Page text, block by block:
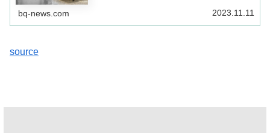
bq-news.com 2023.11.11
source